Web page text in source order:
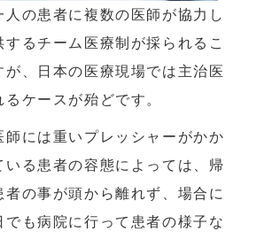
人の患者に複数の医師が協力し
するチーム医療制が採られるこ
が、日本の医療現場では主治医
ケースが殆どです。
師には重いプレッシャーがかか
いる患者の容態によっては、帰
者の事が頭から離れず、場合に
でも病院に行って患者の様子な